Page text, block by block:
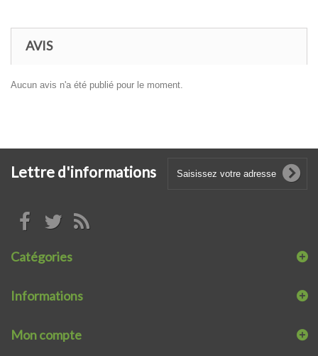
AVIS
Aucun avis n'a été publié pour le moment.
Lettre d'informations
Catégories
Informations
Mon compte